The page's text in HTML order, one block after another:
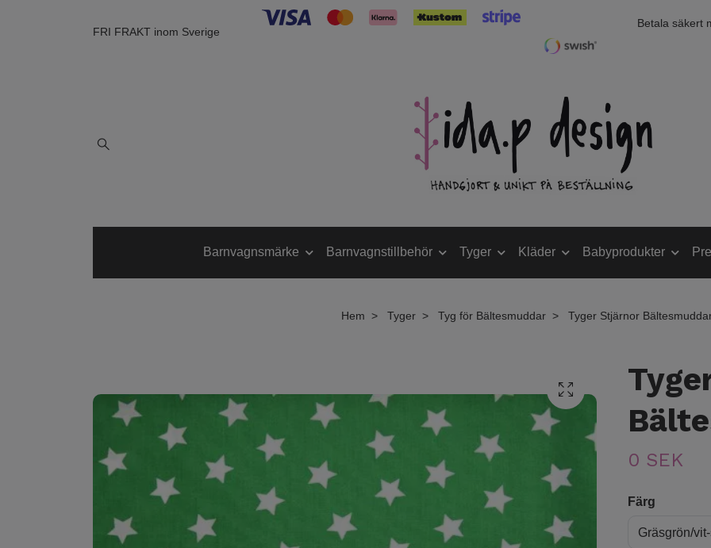
FRI FRAKT inom Sverige
Betala säkert
Barnvagnsmärke Barnvagnstillbehör Tyger Kläder Babyprodukter
Hem Tyger Tyg för Bältesmuddar Tyger Stjärnor
0 SEK
Färg
Gräsgrön/